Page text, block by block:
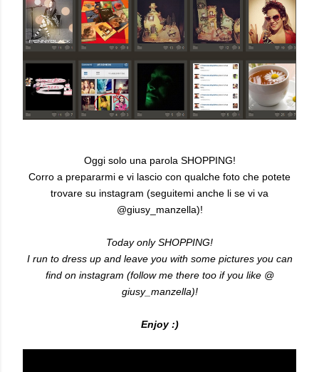
Oggi solo una parola SHOPPING!
Corro a prepararmi e vi lascio con qualche foto che potete
trovare su instagram (seguitemi anche li se vi va
@giusy_manzella)!
Today only SHOPPING!
I run to dress up and leave you with some pictures you can
find on instagram (follow me there too if you like @
giusy_manzella)!
Enjoy :)